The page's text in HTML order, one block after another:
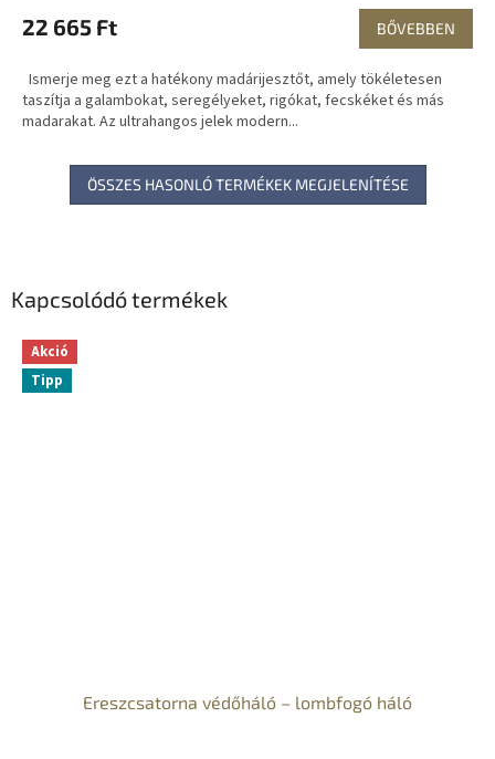
Kapcsolódó termékek
Akció
Tipp
Ereszcsatorna védőháló – lombfogó háló
22 665 Ft BŐVEBBEN
Ismerje meg ezt a hatékony madárijesztőt, amely tökéletesen
taszítja a galambokat, seregélyeket, rigókat, fecskéket és más
madarakat. Az ultrahangos jelek modern...
ÖSSZES HASONLÓ TERMÉKEK MEGJELENÍTÉSE